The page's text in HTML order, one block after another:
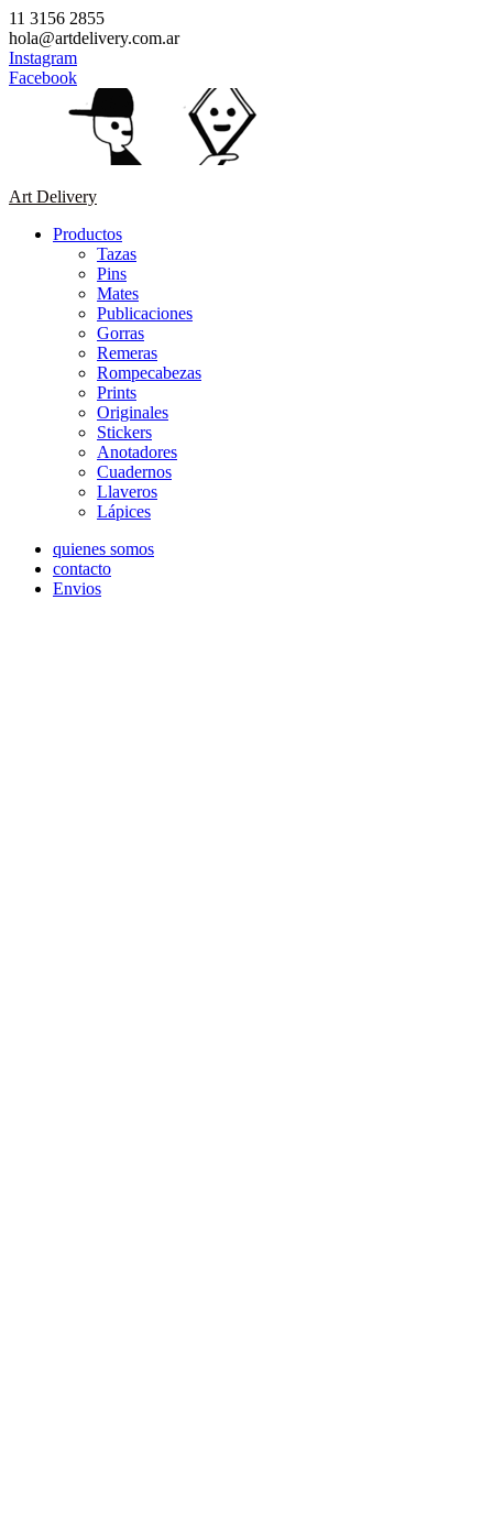
Saltar
contenido
11 3156 2855
hola@artdelivery.com.ar
Instagram
Facebook
Art Delivery
Productos
Tazas
Pins
Mates
Publicaciones
Gorras
Remeras
Rompecabezas
Prints
Originales
Stickers
Anotadores
Cuadernos
Llaveros
Lápices
quienes somos
contacto
Envios